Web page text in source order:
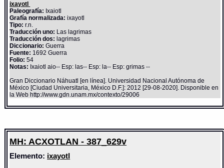
ixayotl
Paleografía: Ixaiotl
Grafía normalizada: ixayotl
Tipo: r.n.
Traducción uno: Las lagrimas
Traducción dos: lagrimas
Diccionario:Guerra
Fuente: 1692 Guerra
Folio: 54
Notas: Ixaiotl aio-- Esp: las-- Esp: la-- Esp: grimas --
Gran Diccionario Náhuatl [en línea]. Universidad Nacional Autónoma de
México [Ciudad Universitaria, México D.F.]: 2012 [29-08-2020]. Disponible en
la Web http://www.gdn.unam.mx/contexto/29006
MH: ACXOTLAN - 387_629v
Elemento: ixayotl